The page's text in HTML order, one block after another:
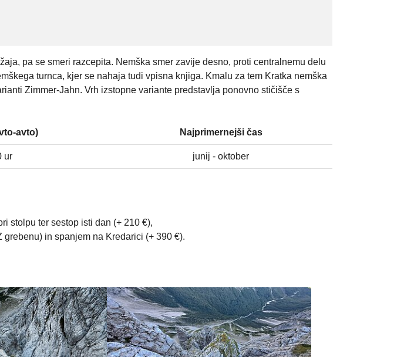
pa se smeri razcepita. Nemška smer zavije desno, proti centralnemu delu
turnca, kjer se nahaja tudi vpisna knjiga. Kmalu za tem Kratka nemška
Zimmer-Jahn. Vrh izstopne variante predstavlja ponovno stičišče s
avto) Najprimernejši čas
ur junij - oktober
stolpu ter sestop isti dan (+ 210 €),
in spanjem na Kredarici (+ 390 €).